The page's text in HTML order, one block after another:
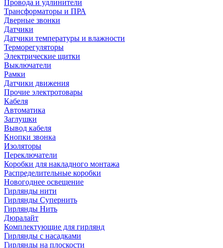
Провода и удлинители
Трансформаторы и ПРА
Дверные звонки
Датчики
Датчики температуры и влажности
Терморегуляторы
Электрические щитки
Выключатели
Рамки
Датчики движения
Прочие электротовары
Кабеля
Автоматика
Заглушки
Вывод кабеля
Кнопки звонка
Изоляторы
Переключатели
Коробки для накладного монтажа
Распределительные коробки
Новогоднее освещение
Гирлянды нити
Гирлянды Супернить
Гирлянды Нить
Дюралайт
Комплектующие для гирлянд
Гирлянды с насадками
Гирлянды на плоскости